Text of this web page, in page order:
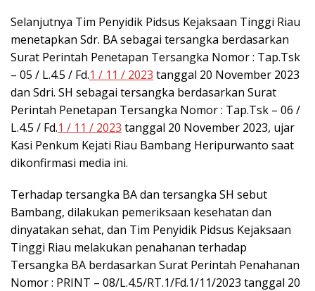
Selanjutnya Tim Penyidik Pidsus Kejaksaan Tinggi Riau
menetapkan Sdr. BA sebagai tersangka berdasarkan
Surat Perintah Penetapan Tersangka Nomor : Tap.Tsk
– 05 / L.4.5 / Fd.1 / 11 / 2023 tanggal 20 November 2023
dan Sdri. SH sebagai tersangka berdasarkan Surat
Perintah Penetapan Tersangka Nomor : Tap.Tsk – 06 /
L.4.5 / Fd.1 / 11 / 2023 tanggal 20 November 2023, ujar
Kasi Penkum Kejati Riau Bambang Heripurwanto saat
dikonfirmasi media ini.
Terhadap tersangka BA dan tersangka SH sebut
Bambang, dilakukan pemeriksaan kesehatan dan
dinyatakan sehat, dan Tim Penyidik Pidsus Kejaksaan
Tinggi Riau melakukan penahanan terhadap
Tersangka BA berdasarkan Surat Perintah Penahanan
Nomor : PRINT – 08/L.4.5/RT.1/Fd.1/11/2023 tanggal 20